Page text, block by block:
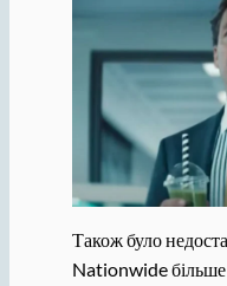
Також було
Nationwide більше